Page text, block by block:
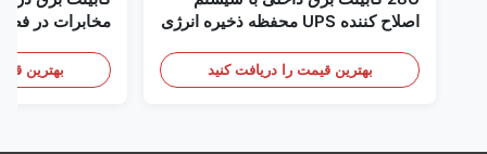
اصلاح کننده UPS محفظه ذخیره انرژی
بهترین قیمت را دریافت کنید
مخابرات در
بهترین